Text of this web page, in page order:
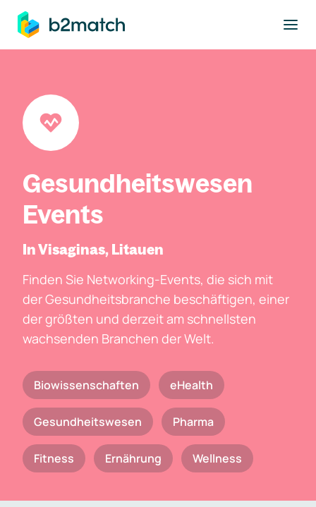
springen
Gesundheitswesen
Events
In Visaginas, Litauen
Finden Sie Networking-Events, die sich mit
der Gesundheitsbranche beschäftigen, einer
der größten und derzeit am schnellsten
wachsenden Branchen der Welt.
Biowissenschaften eHealth
Gesundheitswesen Pharma
Fitness Ernährung Wellness